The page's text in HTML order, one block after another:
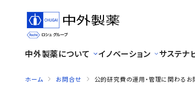
中外製薬について イノベーション サステナ
ホーム お問合せ 公的研究費の運用・管理に関わるお